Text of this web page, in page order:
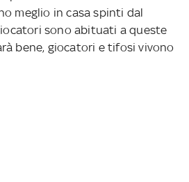
meglio in casa spinti dal
sono abituati a queste
bene, giocatori e tifosi vivono